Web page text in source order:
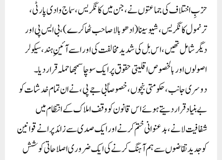
حزبِ اختلاف کی جماعتوں نے، جن میں کانگریس، سماج وادی پارٹی،
ترنمول کانگریس، شیو سینا (ادھو بالا صاحب ٹھاکرے)، بی ایس پی اور
دیگر شامل تھیں، اس بل کی شدید مخالفت کی اور اسے آئینِ ہند، سیکولر
اصولوں اور بالخصوص اقلیتی حقوق پر ایک سوچا سمجھا حملہ قرار دیا۔
دوسری جانب، حکومتی بنچوں، خصوصاً بی جے پی، نے ان تمام خدشات کو
بے بنیاد قرار دیتے ہوئے اس قانون کو وقف املاک کے انتظام میں
شفافیت لانے، بدعنوانی ختم کرنے اور ایک صدی سے زائد پرانے قوانین
کو جدید تقاضوں سے ہم آہنگ کرنے کی ایک ضروری اصلاحاتی کوشش